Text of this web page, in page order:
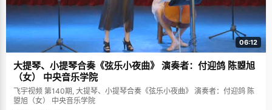
06:12
大提琴、小提琴合奏《弦乐小夜曲》 演奏者：付迎鸽 陈曌旭
（女） 中央音乐学院
飞宇视频 第140期, 大提琴、小提琴合奏《弦乐小夜曲》 演奏者：付迎鸽 陈
曌旭（女） 中央音乐学院